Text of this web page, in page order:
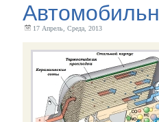
17 Апрель, Среда, 2013